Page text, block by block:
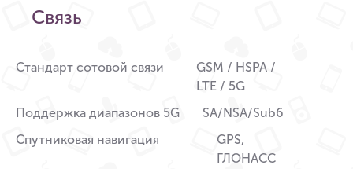
Связь
Стандарт сотовой связи
GSM / HSPA /
LTE / 5G
Поддержка диапазонов 5G
SA/NSA/Sub6
Спутниковая навигация
GPS,
ГЛОНАСС